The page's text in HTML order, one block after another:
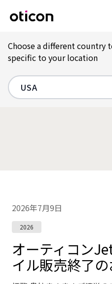
Choose a different country
specific to your location
2026年7月9日
2026
オーティコン
イル販売終了